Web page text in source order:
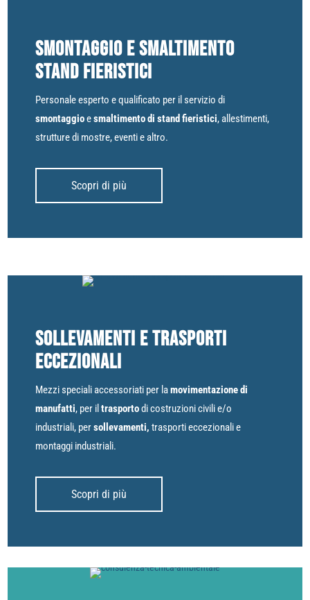
Smontaggio e smaltimento
stand fieristici
Personale esperto e qualificato per il servizio di
smontaggioesmaltimento di stand fieristici, allestimenti,
strutture di mostre, eventi e altro.
Scopri di più
Sollevamenti e trasporti
eccezionali
Mezzi speciali accessoriati per lamovimentazione di
manufatti, per iltrasportodi costruzioni civili e/o
industriali, persollevamenti, trasporti eccezionali e
montaggi industriali.
Scopri di più